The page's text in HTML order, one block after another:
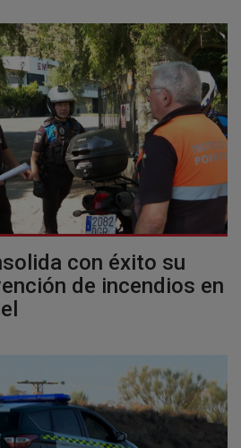
con éxito su
de incendios en